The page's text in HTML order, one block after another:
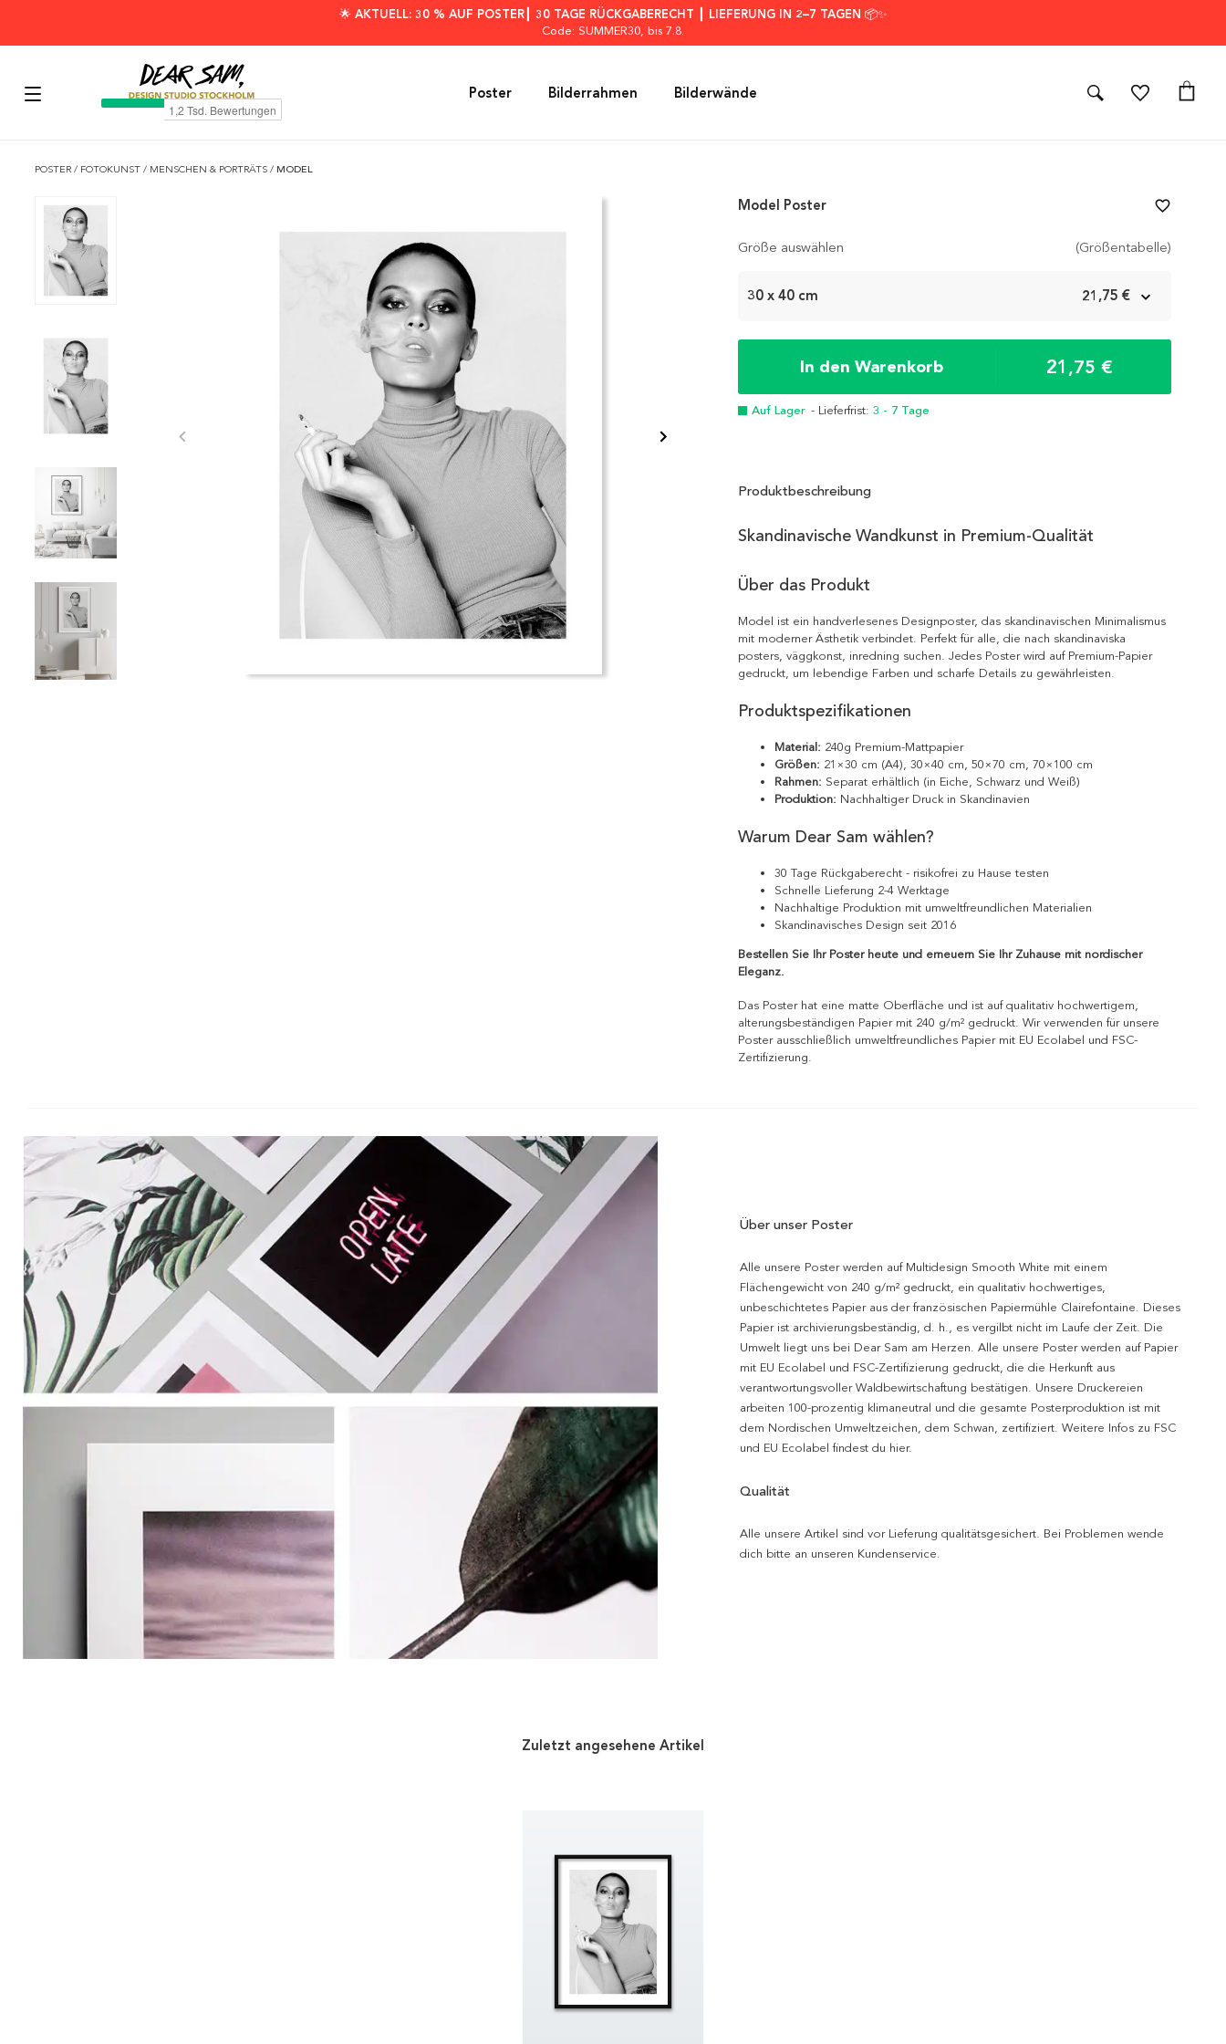
🌟 AKTUELL: 30 % AUF POSTER┃ 30 TAGE RÜCKGABERECHT ┃ LIEFERUNG IN 2–7 TAGEN 📦✨
Code: SUMMER30, bis 7.8.
Poster Bilderrahmen Bilderwände
POSTER / FOTOKUNST / MENSCHEN & PORTRÄTS / MODEL
Größe auswählen (Größentabelle)
30 x 40 cm 21,75 €
In den Warenkorb 21,75 €
Auf Lager - Lieferfrist: 3 - 7 Tage
Model Poster favorite_border
Produktbeschreibung
Skandinavische Wandkunst in Premium-Qualität
Über das Produkt
Model ist ein handverlesenes Designposter, das skandinavischen Minimalismus
mit moderner Ästhetik verbindet. Perfekt für alle, die nach skandinaviska
posters, väggkonst, inredning suchen. Jedes Poster wird auf Premium-Papier
gedruckt, um lebendige Farben und scharfe Details zu gewährleisten.
Produktspezifikationen
Material: 240g Premium-Mattpapier
Größen: 21×30 cm (A4), 30×40 cm, 50×70 cm, 70×100 cm
Rahmen: Separat erhältlich (in Eiche, Schwarz und Weiß)
Produktion: Nachhaltiger Druck in Skandinavien
Warum Dear Sam wählen?
30 Tage Rückgaberecht - risikofrei zu Hause testen
Schnelle Lieferung 2-4 Werktage
Nachhaltige Produktion mit umweltfreundlichen Materialien
Skandinavisches Design seit 2016
Bestellen Sie Ihr Poster heute und erneuern Sie Ihr Zuhause mit nordischer
Eleganz.
Das Poster hat eine matte Oberfläche und ist auf qualitativ hochwertigem,
alterungsbeständigen Papier mit 240 g/m² gedruckt. Wir verwenden für unsere
Poster ausschließlich umweltfreundliches Papier mit EU Ecolabel und FSC-
Zertifizierung.
Über unser Poster
Alle unsere Poster werden auf Multidesign Smooth White mit einem
Flächengewicht von 240 g/m² gedruckt, ein qualitativ hochwertiges,
unbeschichtetes Papier aus der französischen Papiermühle Clairefontaine. Dieses
Papier ist archivierungsbeständig, d. h., es vergilbt nicht im Laufe der Zeit. Die
Umwelt liegt uns bei Dear Sam am Herzen. Alle unsere Poster werden auf Papier
mit EU Ecolabel und FSC-Zertifizierung gedruckt, die die Herkunft aus
verantwortungsvoller Waldbewirtschaftung bestätigen. Unsere Druckereien
arbeiten 100-prozentig klimaneutral und die gesamte Posterproduktion ist mit
dem Nordischen Umweltzeichen, dem Schwan, zertifiziert. Weitere Infos zu FSC
und EU Ecolabel findest du hier.
Qualität
Alle unsere Artikel sind vor Lieferung qualitätsgesichert. Bei Problemen wende
dich bitte an unseren Kundenservice.
Zuletzt angesehene Artikel